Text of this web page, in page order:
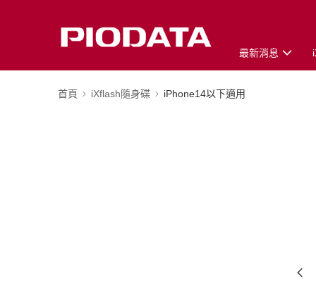
最新消息
首頁 iXflash隨身碟 iPhone14以下適用